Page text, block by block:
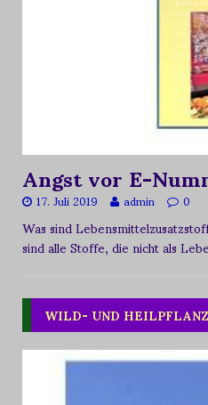
Angst vor E-
17. Juli 2019 admin 0
Was sind
sind alle Stoffe, die nicht als
WILD- UND